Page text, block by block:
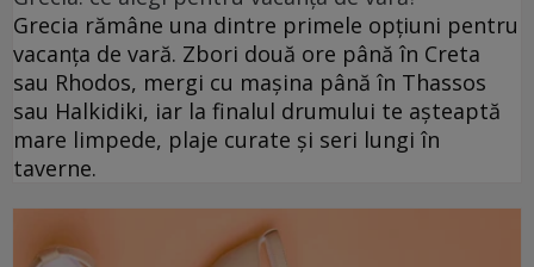
Grecia rămâne una dintre primele opțiuni pentru
vacanța de vară. Zbori două ore până în Creta
sau Rhodos, mergi cu mașina până în Thassos
sau Halkidiki, iar la finalul drumului te așteaptă
mare limpede, plaje curate și seri lungi în
taverne.